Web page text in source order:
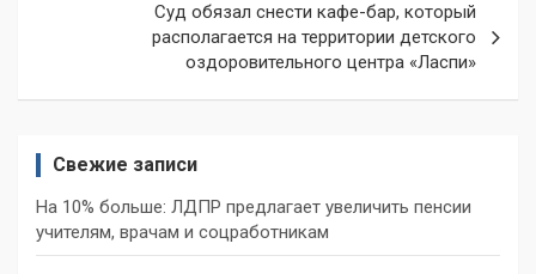
Суд обязал снести кафе-бар, который
располагается на территории детского
оздоровительного центра «Ласпи»
Свежие записи
На 10% больше: ЛДПР предлагает увеличить пенсии
учителям, врачам и соцработникам